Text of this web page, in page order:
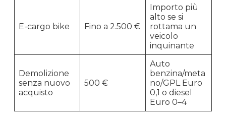
E-cargo bike Fino a 2.500 €
Importo più
alto se si
rottama un
veicolo
inquinante
Demolizione
senza nuovo
acquisto
500 €
Auto
benzina/meta
no/GPL Euro
0,1 o diesel
Euro 0–4